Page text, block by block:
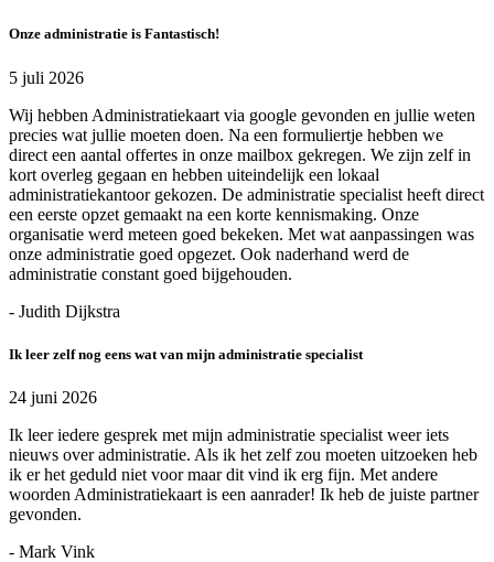
Onze administratie is Fantastisch!
5 juli 2026
Wij hebben Administratiekaart via google gevonden en jullie weten
precies wat jullie moeten doen. Na een formuliertje hebben we
direct een aantal offertes in onze mailbox gekregen. We zijn zelf in
kort overleg gegaan en hebben uiteindelijk een lokaal
administratiekantoor gekozen. De administratie specialist heeft direct
een eerste opzet gemaakt na een korte kennismaking. Onze
organisatie werd meteen goed bekeken. Met wat aanpassingen was
onze administratie goed opgezet. Ook naderhand werd de
administratie constant goed bijgehouden.
- Judith Dijkstra
Ik leer zelf nog eens wat van mijn administratie specialist
24 juni 2026
Ik leer iedere gesprek met mijn administratie specialist weer iets
nieuws over administratie. Als ik het zelf zou moeten uitzoeken heb
ik er het geduld niet voor maar dit vind ik erg fijn. Met andere
woorden Administratiekaart is een aanrader! Ik heb de juiste partner
gevonden.
- Mark Vink